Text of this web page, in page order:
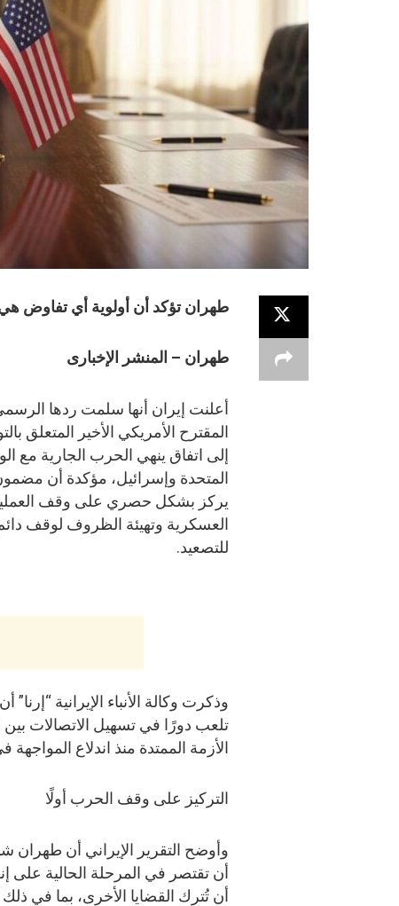
طهران تؤكد أن أولوية أي تفاوض
طهران – المنشر الإخبارى
أعلنت إيران أنها سلمت ردها
المقترح الأمريكي الأخير المتعلق
إلى اتفاق ينهي الحرب الجارية مع
المتحدة وإسرائيل، مؤكدة أن
يركز بشكل حصري على وقف
العسكرية وتهيئة الظروف لوقف
للتصعيد.
وذكرت وكالة الأنباء الإيرانية
تلعب دورًا في تسهيل الاتصالات بين
الأزمة الممتدة منذ اندلاع
التركيز على وقف الحرب أولًا
وأوضح التقرير الإيراني أن
أن تقتصر في المرحلة الحالية على
أن تُترك القضايا الأخرى، بما في